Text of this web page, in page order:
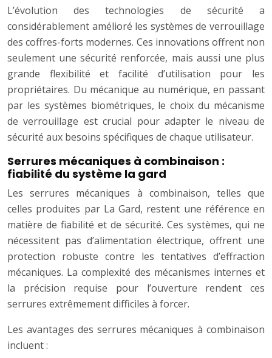
L’évolution des technologies de sécurité a
considérablement amélioré les systèmes de verrouillage
des coffres-forts modernes. Ces innovations offrent non
seulement une sécurité renforcée, mais aussi une plus
grande flexibilité et facilité d’utilisation pour les
propriétaires. Du mécanique au numérique, en passant
par les systèmes biométriques, le choix du mécanisme
de verrouillage est crucial pour adapter le niveau de
sécurité aux besoins spécifiques de chaque utilisateur.
Serrures mécaniques à combinaison :
fiabilité du système la gard
Les serrures mécaniques à combinaison, telles que
celles produites par La Gard, restent une référence en
matière de fiabilité et de sécurité. Ces systèmes, qui ne
nécessitent pas d’alimentation électrique, offrent une
protection robuste contre les tentatives d’effraction
mécaniques. La complexité des mécanismes internes et
la précision requise pour l’ouverture rendent ces
serrures extrêmement difficiles à forcer.
Les avantages des serrures mécaniques à combinaison
incluent :